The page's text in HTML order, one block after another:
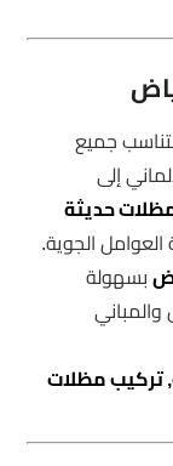
جميع
إلى
حديثة
الجوية.
بسهولة
والمباني
مظلات